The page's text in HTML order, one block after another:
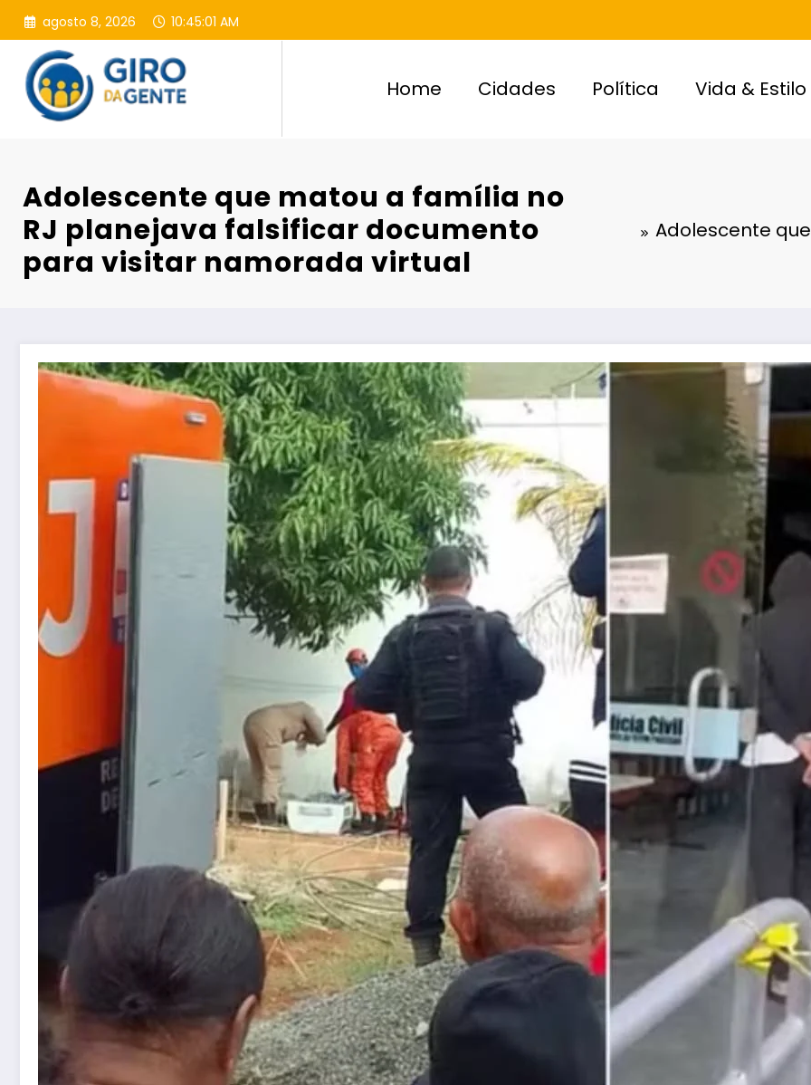
Pular
para
conteúdo
agosto 8, 2026 10:45:03 AM
Home Cidades Política Vida & Estilo
Adolescente que matou a família no
RJ planejava falsificar documento
para visitar namorada virtual
Adolescente